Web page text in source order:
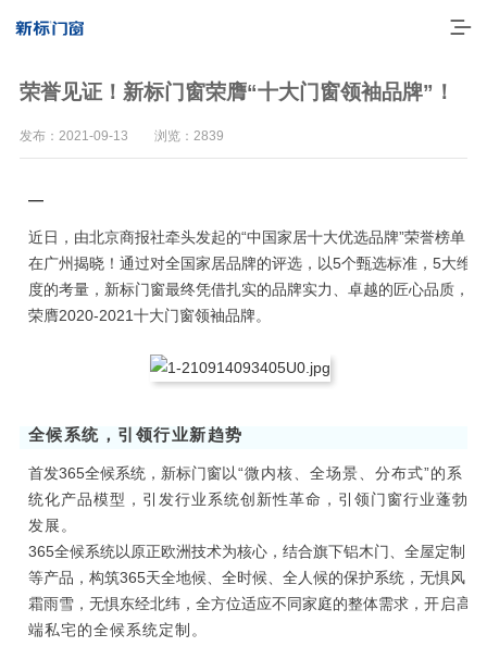
一体化产品
门窗实力派
理想生活
新视界
新标赋能中心
荣誉见证！新标门窗荣膺“十大门窗领袖品牌”！
发布：2021-09-13 浏览：2839
—
近日，由北京商报社牵头发起的“中国家居十大优选品牌”荣誉榜单
在广州揭晓！通过对全国家居品牌的评选，以5个甄选标准，5大维
度的考量，新标门窗最终凭借扎实的品牌实力、卓越的匠心品质，
荣膺2020-2021十大门窗领袖品牌。
01
全候系统，引领行业新趋势
首发365全候系统，新标门窗以“微内核、全场景、分布式”的系
统化产品模型，引发行业系统创新性革命，引领门窗行业蓬勃
发展。
365全候系统以原正欧洲技术为核心，结合旗下铝木门、全屋定制
等产品， 构筑365天全地候 全时候 全人候的保护系统，无惧风
霜雨雪，无惧东经北纬， 全方位适应不同家庭的整体需求， 开启高
端私宅的全候系统定制。